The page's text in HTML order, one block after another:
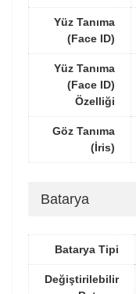
Yüz Tanıma
(Face ID)
Yüz Tanıma
(Face ID)
Özelliği
Göz Tanıma
(İris)
Batarya
Batarya Tipi
Değiştirilebilir